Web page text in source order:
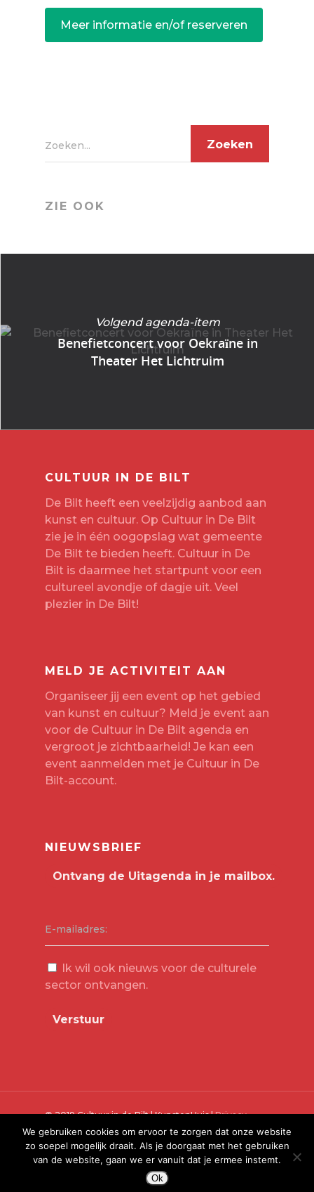
Meer informatie en/of reserveren
Zoeken...
ZIE OOK
Volgend agenda-item
Benefietconcert voor Oekraïne in
Theater Het Lichtruim
CULTUUR IN DE BILT
De Bilt heeft een veelzijdig aanbod aan
kunst en cultuur. Op Cultuur in De Bilt
zie je in één oogopslag wat gemeente
De Bilt te bieden heeft. Cultuur in De
Bilt is daarmee het startpunt voor een
cultureel avondje of dagje uit. Veel
plezier in De Bilt!
MELD JE ACTIVITEIT AAN
Organiseer jij een event op het gebied
van kunst en cultuur? Meld je event aan
voor de Cultuur in De Bilt agenda en
vergroot je zichtbaarheid! Je kan een
event aanmelden met je Cultuur in De
Bilt-account.
NIEUWSBRIEF
E-mailadres:
Ik wil ook nieuws voor de culturele
sector ontvangen.
© 2019 Cultuur in de Bilt | KunstenHuis |Privacy
Verklaring
We gebruiken cookies om ervoor te zorgen dat onze website
zo soepel mogelijk draait. Als je doorgaat met het gebruiken
van de website, gaan we er vanuit dat je ermee instemt.
Ok